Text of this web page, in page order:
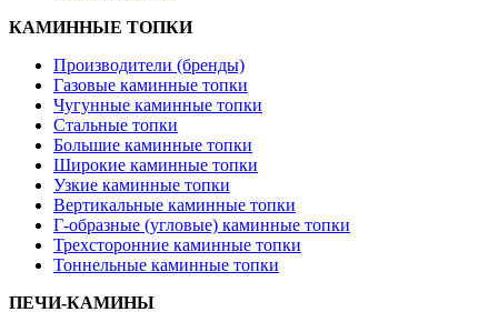
КАМИННЫЕ ТОПКИ
Производители (бренды)
Газовые каминные топки
Чугунные каминные топки
Стальные топки
Большие каминные топки
Широкие каминные топки
Узкие каминные топки
Вертикальные каминные топки
Г-образные (угловые) каминные топки
Трехсторонние каминные топки
Тоннельные каминные топки
ПЕЧИ-КАМИНЫ